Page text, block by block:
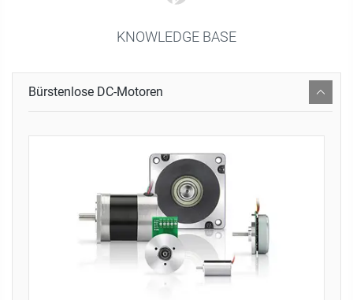
KNOWLEDGE BASE
Bürstenlose DC-Motoren